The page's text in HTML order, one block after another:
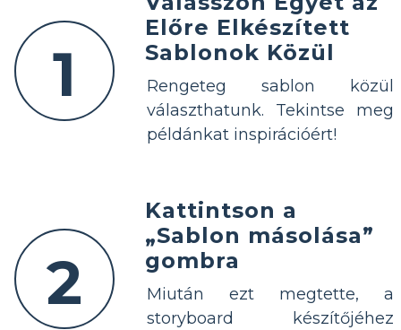
1
Előre Elkészített
Sablonok Közül
Rengeteg sablon közül
választhatunk. Tekintse meg
példánkat inspirációért!
2
Kattintson a
„Sablon másolása”
gombra
Miután ezt megtette, a
storyboard készítőjéhez